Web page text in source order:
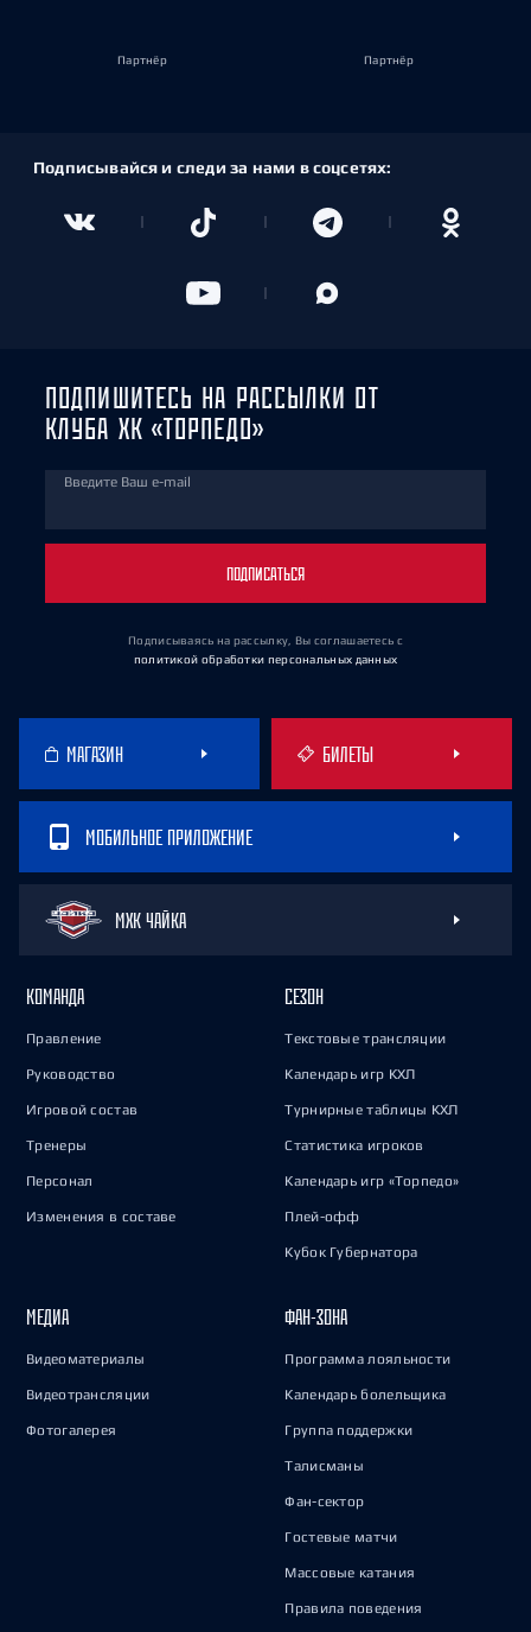
Партнёр Партнёр
Подписывайся и следи за нами в соцсетях:
ПОДПИШИТЕСЬ НА РАССЫЛКИ ОТ
КЛУБА ХК «ТОРПЕДО»
Введите Ваш e-mail
ПОДПИСАТЬСЯ
Подписываясь на рассылку, Вы соглашаетесь с
политикой обработки персональных данных
МАГАЗИН БИЛЕТЫ
МОБИЛЬНОЕ ПРИЛОЖЕНИЕ
МХК ЧАЙКА
КОМАНДА
Правление
Руководство
Игровой состав
Тренеры
Персонал
Изменения в составе
СЕЗОН
Текстовые трансляции
Календарь игр КХЛ
Турнирные таблицы КХЛ
Статистика игроков
Календарь игр «Торпедо»
Плей-офф
Кубок Губернатора
МЕДИА
Видеоматериалы
Видеотрансляции
Фотогалерея
ФАН-ЗОНА
Программа лояльности
Календарь болельщика
Группа поддержки
Талисманы
Фан-сектор
Гостевые матчи
Массовые катания
Правила поведения